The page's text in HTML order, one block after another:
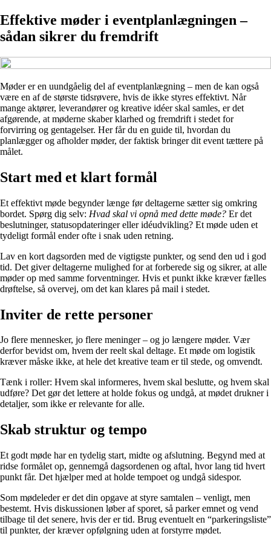
Effektive møder i eventplanlægningen –
sådan sikrer du fremdrift
Møder er en uundgåelig del af eventplanlægning – men de kan også
være en af de største tidsrøvere, hvis de ikke styres effektivt. Når
mange aktører, leverandører og kreative idéer skal samles, er det
afgørende, at møderne skaber klarhed og fremdrift i stedet for
forvirring og gentagelser. Her får du en guide til, hvordan du
planlægger og afholder møder, der faktisk bringer dit event tættere på
målet.
Start med et klart formål
Et effektivt møde begynder længe før deltagerne sætter sig omkring
bordet. Spørg dig selv: Hvad skal vi opnå med dette møde? Er det
beslutninger, statusopdateringer eller idéudvikling? Et møde uden et
tydeligt formål ender ofte i snak uden retning.
Lav en kort dagsorden med de vigtigste punkter, og send den ud i god
tid. Det giver deltagerne mulighed for at forberede sig og sikrer, at alle
møder op med samme forventninger. Hvis et punkt ikke kræver fælles
drøftelse, så overvej, om det kan klares på mail i stedet.
Inviter de rette personer
Jo flere mennesker, jo flere meninger – og jo længere møder. Vær
derfor bevidst om, hvem der reelt skal deltage. Et møde om logistik
kræver måske ikke, at hele det kreative team er til stede, og omvendt.
Tænk i roller: Hvem skal informeres, hvem skal beslutte, og hvem skal
udføre? Det gør det lettere at holde fokus og undgå, at mødet drukner i
detaljer, som ikke er relevante for alle.
Skab struktur og tempo
Et godt møde har en tydelig start, midte og afslutning. Begynd med at
ridse formålet op, gennemgå dagsordenen og aftal, hvor lang tid hvert
punkt får. Det hjælper med at holde tempoet og undgå sidespor.
Som mødeleder er det din opgave at styre samtalen – venligt, men
bestemt. Hvis diskussionen løber af sporet, så parker emnet og vend
tilbage til det senere, hvis der er tid. Brug eventuelt en “parkeringsliste”
til punkter, der kræver opfølgning uden at forstyrre mødet.